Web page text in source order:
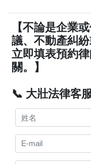
【不論是企業
議、不動產糾
立即填表預約
關。】
📞 大壯法律客